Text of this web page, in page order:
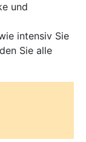
und
intensiv Sie
Sie alle